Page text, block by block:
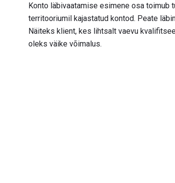
Konto läbivaatamise esimene osa toimub
territooriumil kajastatud kontod. Peate
Näiteks klient, kes lihtsalt vaevu
oleks väike võimalus.